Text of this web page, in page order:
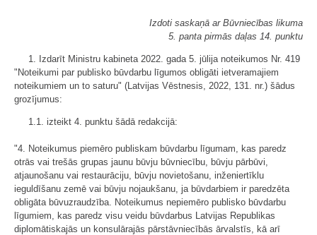
Izdoti saskaņā ar Būvniecības likuma
5. panta pirmās daļas 14. punktu
1. Izdarīt Ministru kabineta 2022. gada 5. jūlija noteikumos Nr. 419
"Noteikumi par publisko būvdarbu līgumos obligāti ietveramajiem
noteikumiem un to saturu" (Latvijas Vēstnesis, 2022, 131. nr.) šādus
grozījumus:
1.1. izteikt 4. punktu šādā redakcijā:
"4. Noteikumus piemēro publiskam būvdarbu līgumam, kas paredz
otrās vai trešās grupas jaunu būvju būvniecību, būvju pārbūvi,
atjaunošanu vai restaurāciju, būvju novietošanu, inženiertīklu
ieguldīšanu zemē vai būvju nojaukšanu, ja būvdarbiem ir paredzēta
obligāta būvuzraudzība. Noteikumus nepiemēro publisko būvdarbu
līgumiem, kas paredz visu veidu būvdarbus Latvijas Republikas
diplomātiskajās un konsulārajās pārstāvniecībās ārvalstīs, kā arī